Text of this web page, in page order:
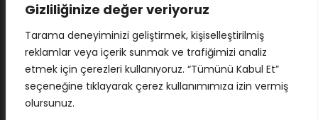
Gizliliğinize değer veriyoruz
Tarama deneyiminizi geliştirmek, kişiselleştirilmiş
reklamlar veya içerik sunmak ve trafiğimizi analiz
etmek için çerezleri kullanıyoruz. “Tümünü Kabul Et”
seçeneğine tıklayarak çerez kullanımımıza izin vermiş
olursunuz.